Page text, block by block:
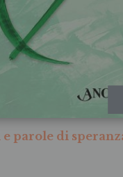
parole di